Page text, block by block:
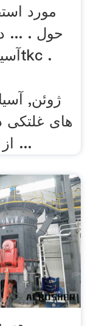
مورد
حول . ...
های غلتکی
از توپ آسیابچین سنگ ...